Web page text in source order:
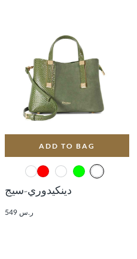
ADD TO BAG
دينكيدوري-سيج
ر.س 549